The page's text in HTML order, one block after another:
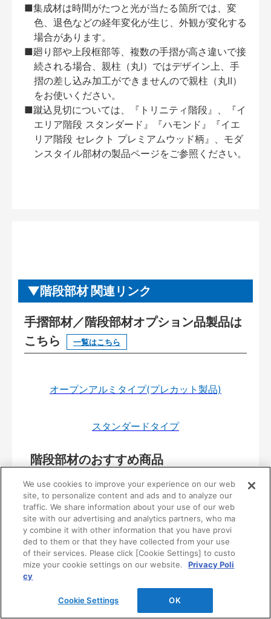
■集成材は時間がたつと光が当たる箇所では、変
色、退色などの経年変化が生じ、外観が変化する
場合があります。
■廻り部や上段框部等、複数の手摺が高さ違いで接
続される場合、親柱（丸Ⅰ）ではデザイン上、手
摺の差し込み加工ができませんので親柱（丸Ⅱ）
をお使いください。
■蹴込見切については、『トリニティ階段』、『イ
エリア階段 スタンダード』『ハモンド』『イエ
リア階段 セレクト プレミアムウッド柄』、モダ
ンスタイル部材の製品ページをご参照ください。
階段部材 関連リンク
手摺部材／階段部材オプション品製品は
こちら
一覧はこちら
オープンアルミタイプ(プレカット製品)
スタンダードタイプ
階段部材のおすすめ商品
イエリア階段 スタンダード
イエリア リモデル階段 スタンダード
リビング階段(プレカット製品)
モダンスタイル部材
We use cookies to improve your experience on our web
site, to personalize content and ads and to analyze our
traffic. We share information about your use of our web
site with our advertising and analytics partners, who ma
y combine it with other information that you have provi
ded to them or that they have collected from your use
of their services. Please click [Cookie Settings] to custo
mize your cookie settings on our website.
Privacy Poli
cy
Cookie Settings OK